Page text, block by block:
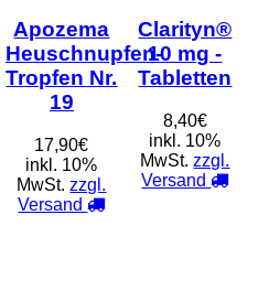
Apozema
Heuschnupfen-
Tropfen Nr.
19
17,90€
inkl. 10%
MwSt.zzgl.
Versand
Clarityn®
10 mg -
Tabletten
8,40€
inkl. 10%
MwSt.zzgl.
Versand